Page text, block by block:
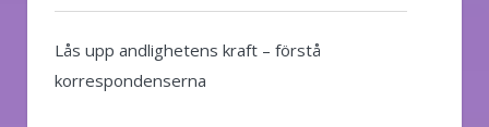
Lås upp andlighetens kraft – förstå
korrespondenserna